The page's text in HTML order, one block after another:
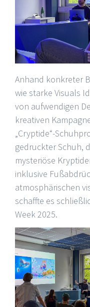
Anhand konkreter
wie starke Visuals
von aufwendigen
kreativen
„Cryptide“-
gedruckter Schuh,
mysteriöse
inklusive
atmosphärischen
schaffte es
Week 2025.